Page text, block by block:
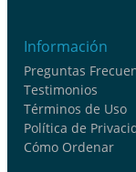
Información
Preguntas
Testimonios
Términos de Uso
Política de
Cómo Ordenar